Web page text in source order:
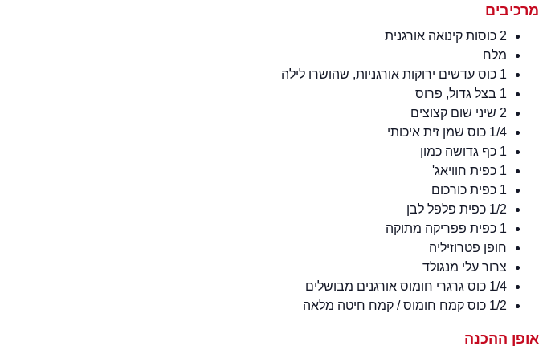
מרכיבים
2 כוסות קינואה אורגנית
מלח
1 כוס עדשים ירוקות אורגניות, שהושרו לילה
1 בצל גדול, פרוס
2 שיני שום קצוצים
1/4 כוס שמן זית איכותי
1 כף גדושה כמון
1 כפית חוויאג'
1 כפית כורכום
1/2 כפית פלפל לבן
1 כפית פפריקה מתוקה
חופן פטרוזיליה
צרור עלי מנגולד
1/4 כוס גרגרי חומוס אורגנים מבושלים
1/2 כוס קמח חומוס / קמח חיטה מלאה
אופן ההכנה